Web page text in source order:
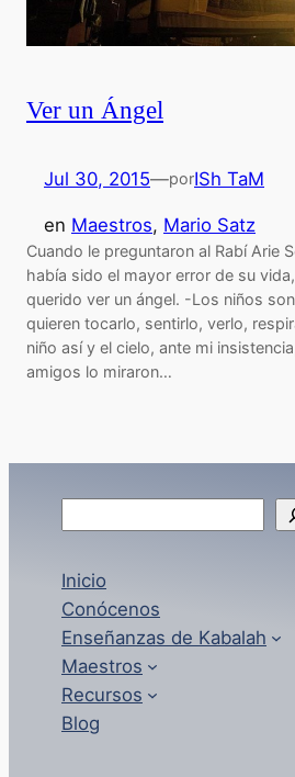
Ver un Ángel
Jul 30, 2015—porISh TaM
en Maestros, Mario Satz
Cuando le preguntaron al Rabí Arie
había sido el mayor error de su
querido ver un ángel. -Los niños
quieren tocarlo, sentirlo, verlo,
niño así y el cielo, ante mi
amigos lo miraron…
s
c
a
r
Inicio
Conócenos
Enseñanzas de Kabalah
Maestros
Recursos
Blog